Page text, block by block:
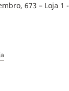
673 – Loja 1 -